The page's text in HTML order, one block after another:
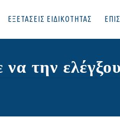
ΕΞΕΤΑΣΕΙΣ ΕΙΔΙΚΟΤΗΤΑΣ
την